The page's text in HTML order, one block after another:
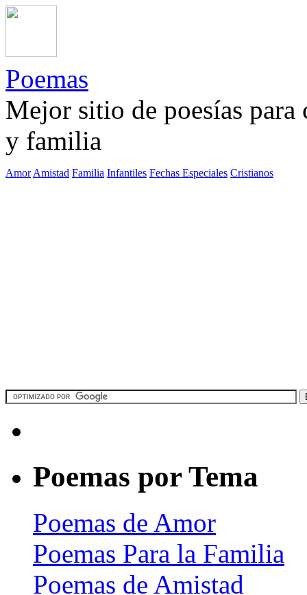
Poemas
Mejor sitio de poesías
y familia
Amor Amistad Familia Infantiles Fechas Especiales Cristianos
Poemas por Tema
Poemas de Amor
Poemas Para la Familia
Poemas de Amistad